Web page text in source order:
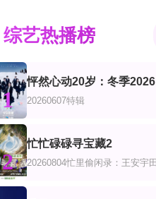
综艺热播榜
1
怦然心动20岁：冬季2026
20260607特辑
2
忙忙碌碌寻宝藏2